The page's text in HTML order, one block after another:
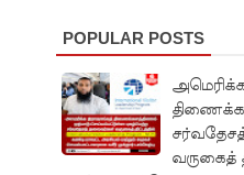
POPULAR POSTS
வருகைத்